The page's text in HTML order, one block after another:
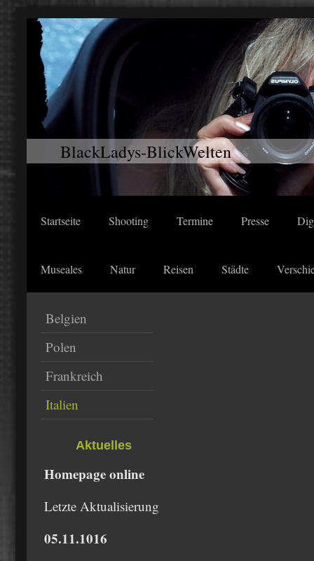
BlackLadys-BlickWelten
Startseite Shooting Termine Presse
Museales Natur Reisen Städte
Belgien
Polen
Frankreich
Italien
Aktuelles
Homepage online
Letzte Aktualisierung
05.11.1016